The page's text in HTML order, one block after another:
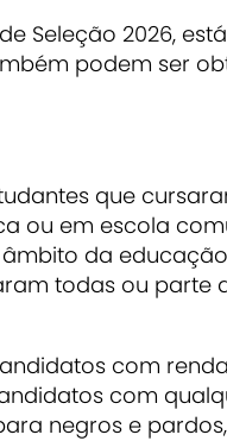
Seleção 2026,
podem ser
que
ou em escola
da
todas ou parte
com
com
negros e